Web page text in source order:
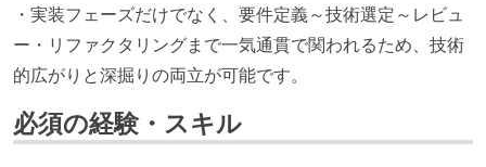
・実装フェーズだけでなく、要件定義～技術選定～レビュ
ー・リファクタリングまで一気通貫で関われるため、技術
的広がりと深掘りの両立が可能です。
必須の経験・スキル